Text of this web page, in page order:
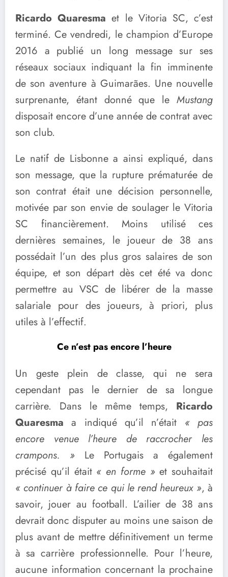
Ricardo Quaresma et le Vitoria SC, c’est
terminé. Ce vendredi, le champion d’Europe
2016 a publié un long message sur ses
réseaux sociaux indiquant la fin imminente
de son aventure à Guimarães. Une nouvelle
surprenante, étant donné que le Mustang
disposait encore d’une année de contrat avec
son club.
Le natif de Lisbonne a ainsi expliqué, dans
son message, que la rupture prématurée de
son contrat était une décision personnelle,
motivée par son envie de soulager le Vitoria
SC financièrement. Moins utilisé ces
dernières semaines, le joueur de 38 ans
possédait l’un des plus gros salaires de son
équipe, et son départ dès cet été va donc
permettre au VSC de libérer de la masse
salariale pour des joueurs, à priori, plus
utiles à l’effectif.
Ce n’est pas encore l’heure
Un geste plein de classe, qui ne sera
cependant pas le dernier de sa longue
carrière. Dans le même temps, Ricardo
Quaresma a indiqué qu’il n’était « pas
encore venue l’heure de raccrocher les
crampons. » Le Portugais a également
précisé qu’il était « en forme »et souhaitait
« continuer à faire ce qui le rend heureux », à
savoir, jouer au football. L’ailier de 38 ans
devrait donc disputer au moins une saison de
plus avant de mettre définitivement un terme
à sa carrière professionnelle. Pour l’heure,
aucune information concernant la prochaine